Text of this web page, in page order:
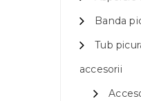
Banda
Tub
accesorii